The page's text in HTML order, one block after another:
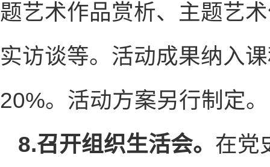
题艺术作品赏析、主题艺
实访谈等。活动成果纳入
20%。活动方案另行制定。
8.召开组织生活会。 在党